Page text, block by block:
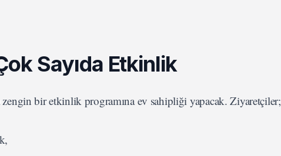
Sayıda Etkinlik
bir etkinlik programına ev sahipliği yapacak. Ziyaretçiler;